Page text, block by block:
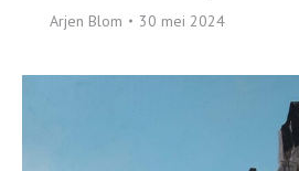
Arjen Blom 30 mei 2024